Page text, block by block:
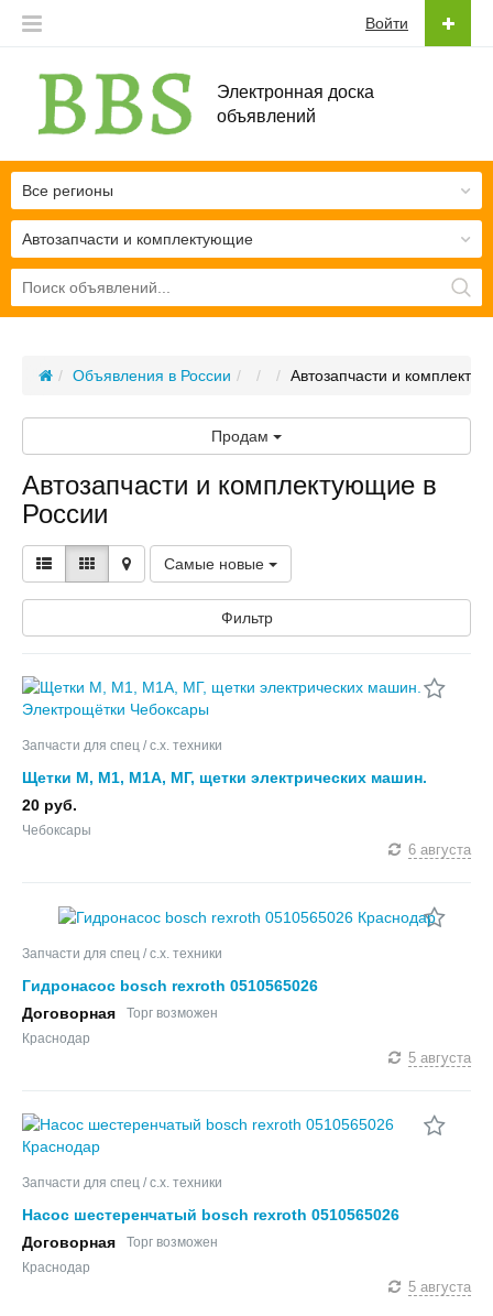
Электронная доска
объявлений
Войти
Автозапчасти и комплектующие
Все регионы
Объявления в России Автозапчасти и
Продам
Автозапчасти и комплектующие в
России
Самые новые
Фильтр
Запчасти для спец / с.х. техники
Щетки М, М1, М1А, МГ, щетки электрических машин.
Электрощётки
20 руб.
Чебоксары
6 августа
Запчасти для спец / с.х. техники
Гидронасос bosch rexroth 0510565026
Договорная
Торг возможен
Краснодар
5 августа
Запчасти для спец / с.х. техники
Насос шестеренчатый bosch rexroth 0510565026
Договорная
Торг возможен
Краснодар
5 августа